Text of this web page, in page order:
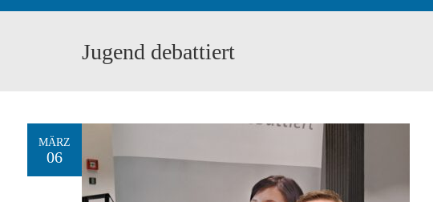
Jugend debattiert
MÄRZ
06